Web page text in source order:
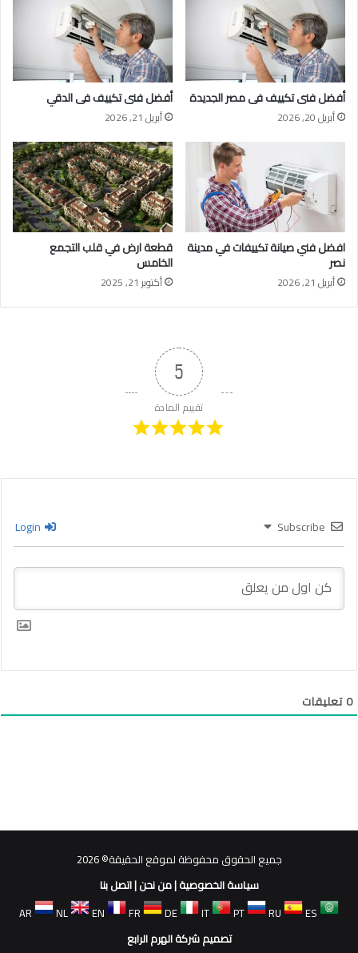
أفضل فنى تكييف فى مصر الجديدة
أبريل 20, 2026
أفضل فنى تكييف فى الدقي
أبريل 21, 2026
افضل فني صيانة تكييفات في مدينة
نصر
أبريل 21, 2026
قطعة ارض في قلب التجمع
الخامس
أكتوبر 21, 2025
5
تقييم المادة
Subscribe
0تعليقات
جميع الحقوق محفوظة لموقع الحقيقة© 2026
سياسة الخصوصية|من نحن|اتصل بنا
AR
NL EN FR DE IT PT RU
ES
تصميم شركة الهرم الرابع